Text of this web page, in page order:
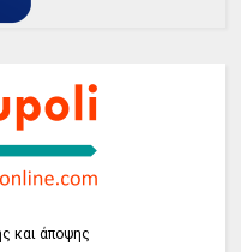
και άποψης